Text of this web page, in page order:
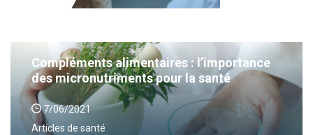
Compléments alimentaires : l’importance
des micronutriments pour la santé
7/06/2021
Articles de santé